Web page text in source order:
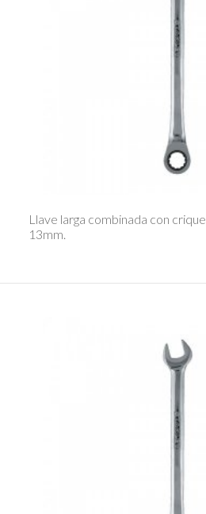
Ver Detalle
Llave larga combinada con crique
13mm.